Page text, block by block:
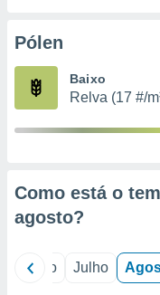
através
estudos
e
Pólen
Baixo
Relva (17 #/
Como está o
agosto?
Junho Julho